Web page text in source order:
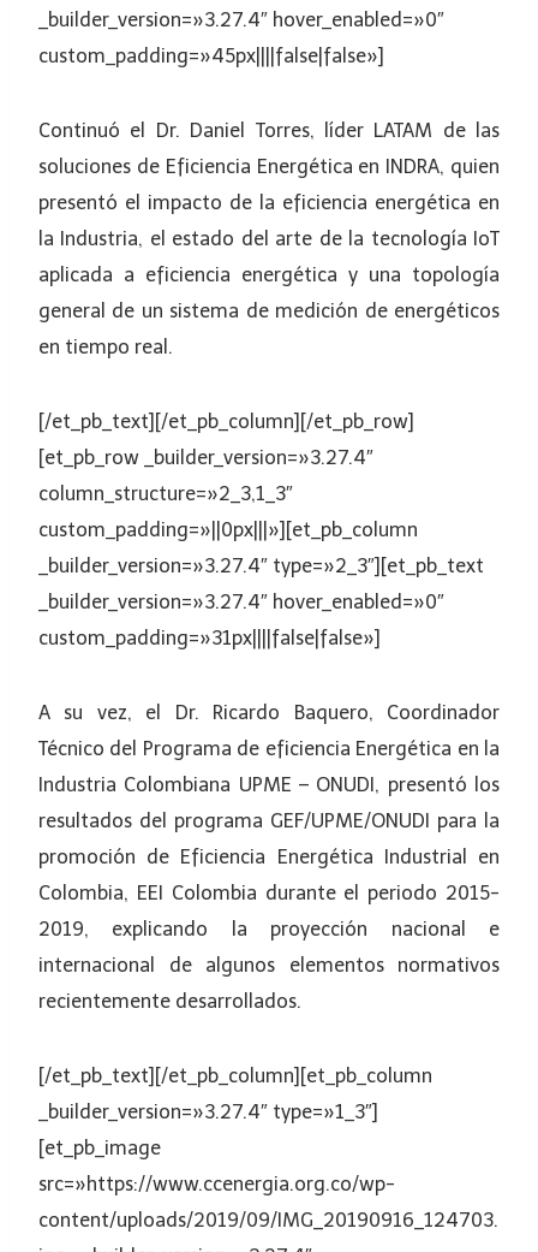
_builder_version=»3.27.4″ hover_enabled=»0″
custom_padding=»45px||||false|false»]
Continuó el Dr. Daniel Torres, líder LATAM de las
soluciones de Eficiencia Energética en INDRA, quien
presentó el impacto de la eficiencia energética en
la Industria, el estado del arte de la tecnología IoT
aplicada a eficiencia energética y una topología
general de un sistema de medición de energéticos
en tiempo real.
[/et_pb_text][/et_pb_column][/et_pb_row]
[et_pb_row _builder_version=»3.27.4″
column_structure=»2_3,1_3″
custom_padding=»||0px|||»][et_pb_column
_builder_version=»3.27.4″ type=»2_3″][et_pb_text
_builder_version=»3.27.4″ hover_enabled=»0″
custom_padding=»31px||||false|false»]
A su vez, el Dr. Ricardo Baquero, Coordinador
Técnico del Programa de eficiencia Energética en la
Industria Colombiana UPME – ONUDI, presentó los
resultados del programa GEF/UPME/ONUDI para la
promoción de Eficiencia Energética Industrial en
Colombia, EEI Colombia durante el periodo 2015-
2019, explicando la proyección nacional e
internacional de algunos elementos normativos
recientemente desarrollados.
[/et_pb_text][/et_pb_column][et_pb_column
_builder_version=»3.27.4″ type=»1_3″]
[et_pb_image
src=»https://www.ccenergia.org.co/wp-
content/uploads/2019/09/IMG_20190916_124703.